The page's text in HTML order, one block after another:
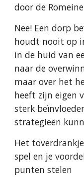
door de
Nee! Een dorp
houdt nooit op
in de huid van
naar de
maar over het
heeft zijn eigen
sterk
strategieën
Het
spel en je
punten stelen